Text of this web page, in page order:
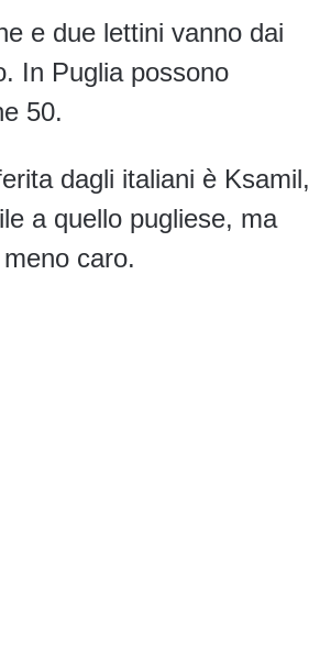
e due lettini vanno dai
In Puglia possono
50.
dagli italiani è Ksamil,
a quello pugliese, ma
caro.